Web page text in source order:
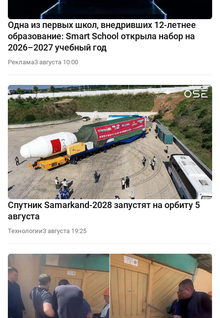
Одна из первых школ, внедривших 12-летнее
образование: Smart School открыла набор на
2026–2027 учебный год
Реклама3 августа 10:00
Спутник Samarkand-2028 запустят на орбиту 5
августа
Технологии3 августа 19:25